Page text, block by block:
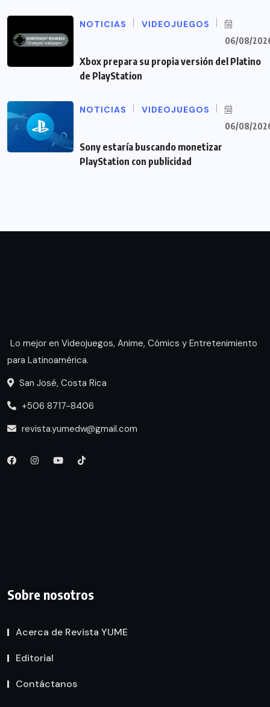
NOTICIAS VIDEOJUEGOS
06/08/
Xbox prepara su propia versión del Platino
de PlayStation
NOTICIAS VIDEOJUEGOS
06/08/
Sony estaría buscando monetizar
PlayStation con publicidad
Lo mejor en Videojuegos, Anime, Cómics y Entretenimiento
para Latinoamérica.
San José, Costa Rica
+506 8717-8406
revista.yumedw@gmail.com
Sobre nosotros
Acerca de Revista YUME
Editorial
Contáctanos